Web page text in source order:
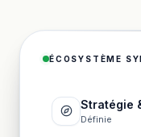
ÉCOSYSTÈME
Stratégie
Définie